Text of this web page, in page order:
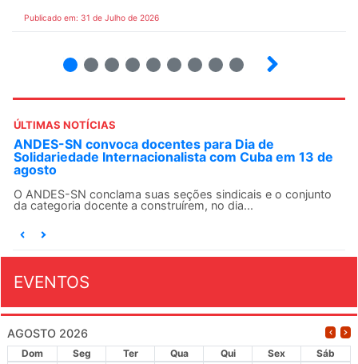
Publicado em: 31 de Julho de 2026
ÚLTIMAS NOTÍCIAS
ANDES-SN convoca docentes para Dia de
Solidariedade Internacionalista com Cuba em 13 de
agosto
O ANDES-SN conclama suas seções sindicais e o conjunto
da categoria docente a construírem, no dia...
EVENTOS
AGOSTO 2026
Dom Seg Ter Qua Qui Sex
Sáb